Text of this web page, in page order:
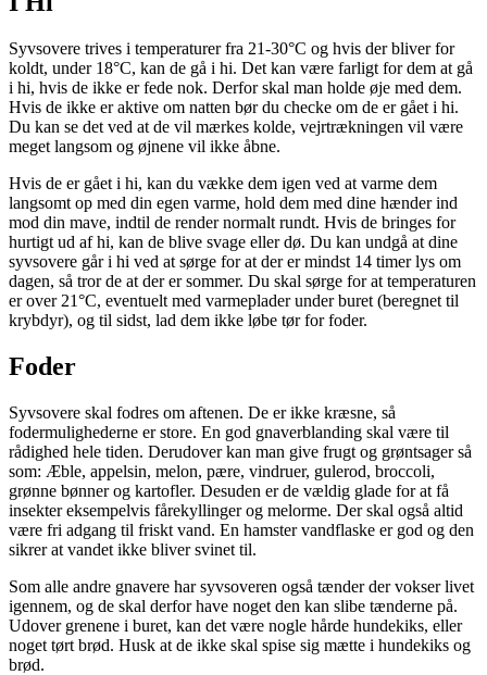
Syvsovere trives i temperaturer fra 21-30°C og hvis der bliver for
koldt, under 18°C, kan de gå i hi. Det kan være farligt for dem at gå
i hi, hvis de ikke er fede nok. Derfor skal man holde øje med dem.
Hvis de ikke er aktive om natten bør du checke om de er gået i hi.
Du kan se det ved at de vil mærkes kolde, vejrtrækningen vil være
meget langsom og øjnene vil ikke åbne.
Hvis de er gået i hi, kan du vække dem igen ved at varme dem
langsomt op med din egen varme, hold dem med dine hænder ind
mod din mave, indtil de render normalt rundt. Hvis de bringes for
hurtigt ud af hi, kan de blive svage eller dø. Du kan undgå at dine
syvsovere går i hi ved at sørge for at der er mindst 14 timer lys om
dagen, så tror de at der er sommer. Du skal sørge for at temperaturen
er over 21°C, eventuelt med varmeplader under buret (beregnet til
krybdyr), og til sidst, lad dem ikke løbe tør for foder.
Foder
Syvsovere skal fodres om aftenen. De er ikke kræsne, så
fodermulighederne er store. En god gnaverblanding skal være til
rådighed hele tiden. Derudover kan man give frugt og grøntsager så
som: Æble, appelsin, melon, pære, vindruer, gulerod, broccoli,
grønne bønner og kartofler. Desuden er de vældig glade for at få
insekter eksempelvis fårekyllinger og melorme. Der skal også altid
være fri adgang til friskt vand. En hamster vandflaske er god og den
sikrer at vandet ikke bliver svinet til.
Som alle andre gnavere har syvsoveren også tænder der vokser livet
igennem, og de skal derfor have noget den kan slibe tænderne på.
Udover grenene i buret, kan det være nogle hårde hundekiks, eller
noget tørt brød. Husk at de ikke skal spise sig mætte i hundekiks og
brød.